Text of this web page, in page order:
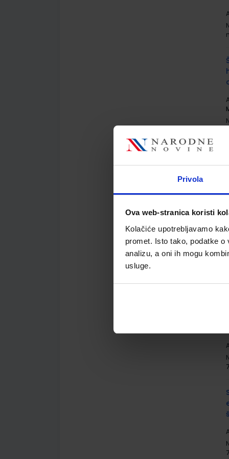
Privola
Ova web-stranica koristi
Kolačiće upotrebljavamo
promet. Isto tako, podatke
analizu, a oni ih mogu
usluge.